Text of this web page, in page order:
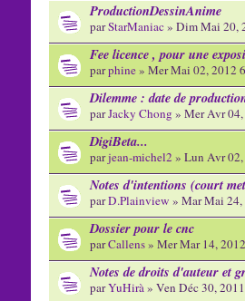
ProductionDessinAnime
parStarManiac» Dim Mai 20,
Fee licence , pour une
parphine» Mer Mai 02, 2012
Dilemme : date de
parJacky Chong » Mer Avr
DigiBeta...
parjean-michel2 » Lun Avr
Notes d'intentions (court
parD.Plainview » Mar Mai
Dossier pour le cnc
parCallens» Mer Mar 14,
Notes de droits d'auteur et
parYuHirà» Ven Déc 30,